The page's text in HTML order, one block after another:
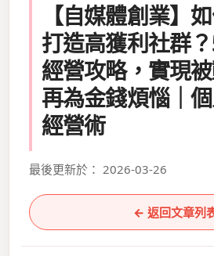
【自媒體創業】
打造高獲利社群
經營攻略，實現
再為金錢煩惱｜
經營術
最後更新於： 2026-03-26
← 返回文章列